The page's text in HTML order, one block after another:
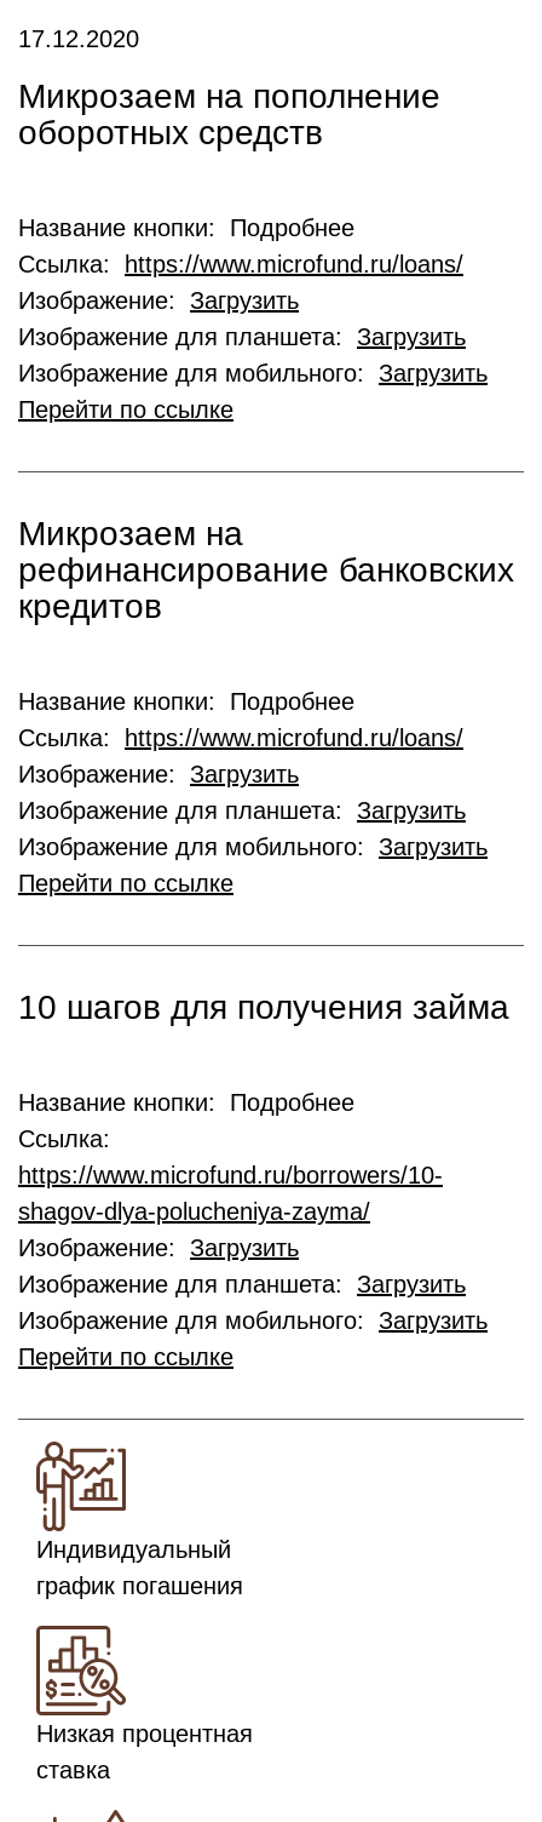
17.12.2020
Микрозаем на пополнение
оборотных средств
Название кнопки: Подробнее
Ссылка:
https://www.microfund.ru/loans/
Изображение: Загрузить
Изображение для планшета: Загрузить
Изображение для мобильного: Загрузить
Перейти по ссылке
Микрозаем на
рефинансирование банковских
кредитов
Название кнопки: Подробнее
Ссылка:
https://www.microfund.ru/loans/
Изображение: Загрузить
Изображение для планшета: Загрузить
Изображение для мобильного: Загрузить
Перейти по ссылке
10 шагов для получения займа
Название кнопки: Подробнее
Ссылка:
https://www.microfund.ru/borrowers/10-
shagov-dlya-polucheniya-zayma/
Изображение: Загрузить
Изображение для планшета: Загрузить
Изображение для мобильного: Загрузить
Перейти по ссылке
Индивидуальный
график погашения
Низкая процентная
ставка